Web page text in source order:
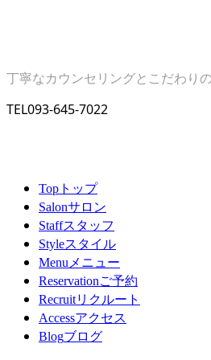
丁寧なカウンセリングとこだわり
TEL093-645-7022
Top トップ
Salonサロン
Staffスタッフ
Styleスタイル
Menuメニュー
Reservationご予約
Recruitリクルート
Accessアクセス
Blogブログ